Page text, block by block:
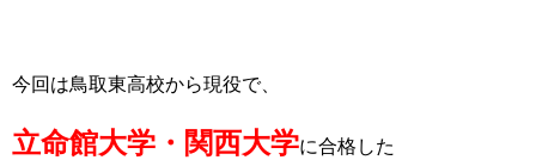
今回は鳥取東高校から現役で、
立命館大学・関西大学に合格した